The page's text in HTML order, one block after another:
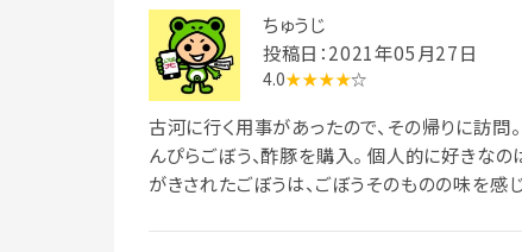
ちゅうじ
投稿日：2021年05月27日
4.0★★★★☆
古河に行く用事があったので、その帰りに訪問
んぴらごぼう、酢豚を購入。 個人的に好きなの
がきされたごぼうは、ごぼうそのものの味を感